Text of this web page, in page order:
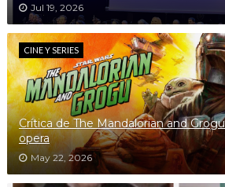
Jul 19, 2026
CINE Y SERIES
Crítica de The Mandalorian and
opera
May 22, 2026